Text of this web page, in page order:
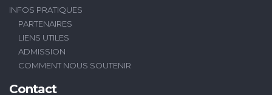
INFOS PRATIQUES
PARTENAIRES
LIENS UTILES
ADMISSION
COMMENT NOUS SOUTENIR
Contact